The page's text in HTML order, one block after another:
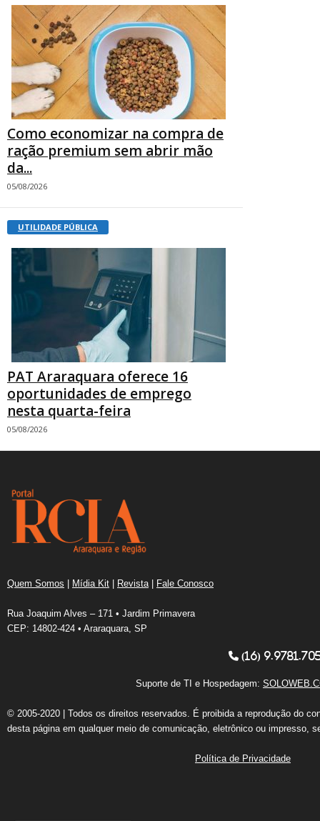
Como economizar na compra de
ração premium sem abrir mão
da...
05/08/2026
UTILIDADE PÚBLICA
PAT Araraquara oferece 16
oportunidades de emprego
nesta quarta-feira
05/08/2026
Quem Somos | Mídia Kit | Revista | Fale Conosco
Rua Joaquim Alves – 171 • Jardim Primavera
CEP: 14802-424 • Araraquara, SP
(16)
Suporte de TI e Hospedagem:
© 2005-2020 | Todos os direitos reservados. É proibida a reprodução do
desta página em qualquer meio de comunicação, eletrônico ou impresso,
Política de Privacidade